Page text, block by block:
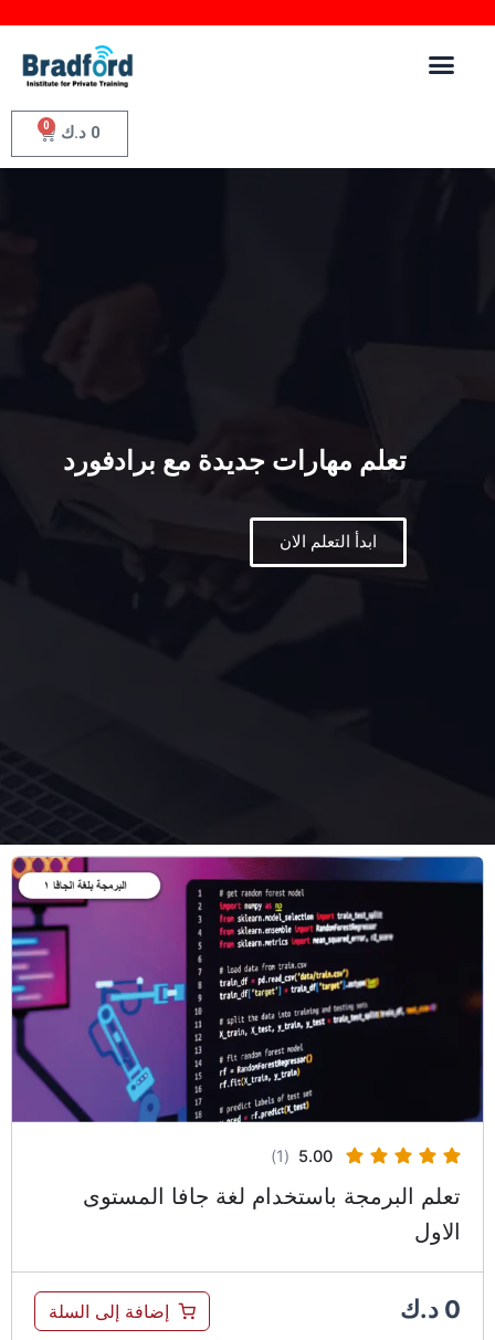
0 د.ك 0
تعلم مهارات جديدة مع برادفورد
ابدأ التعلم الان
5.00
(1)
تعلم البرمجة باستخدام لغة جافا المستوى
الاول
0 د.ك إضافة إلى السلة